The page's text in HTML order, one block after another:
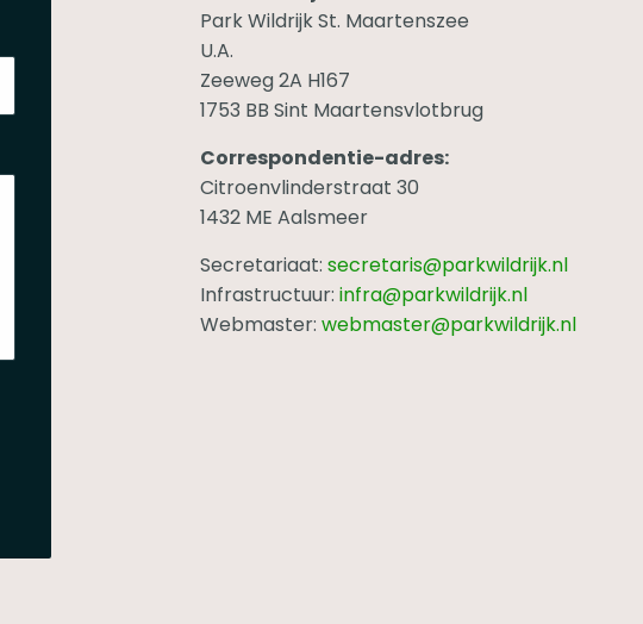
Park Wildrijk St. Maartenszee
U.A.
Zeeweg 2A H167
1753 BB Sint Maartensvlotbrug
Correspondentie-adres:
Citroenvlinderstraat 30
1432 ME Aalsmeer
Secretariaat: secretaris@parkwildrijk.nl
Infrastructuur: infra@parkwildrijk.nl
Webmaster: webmaster@parkwildrijk.nl